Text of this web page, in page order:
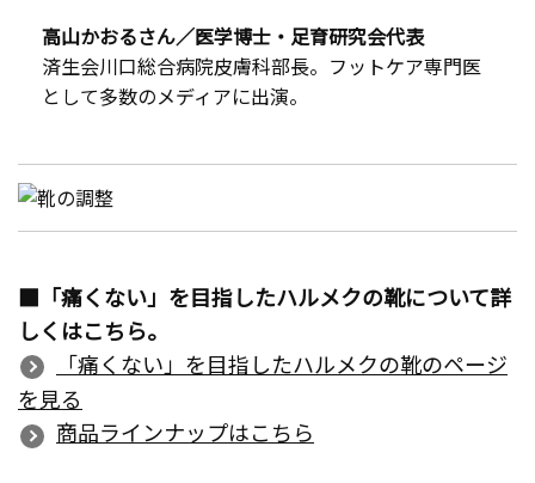
高山かおるさん／医学博士・足育研究会代表
済生会川口総合病院皮膚科部長。フットケア専門医
として多数のメディアに出演。
■「痛くない」を目指したハルメクの靴について詳
しくはこちら。
「痛くない」を目指したハルメクの靴のページ
を見る
商品ラインナップはこちら